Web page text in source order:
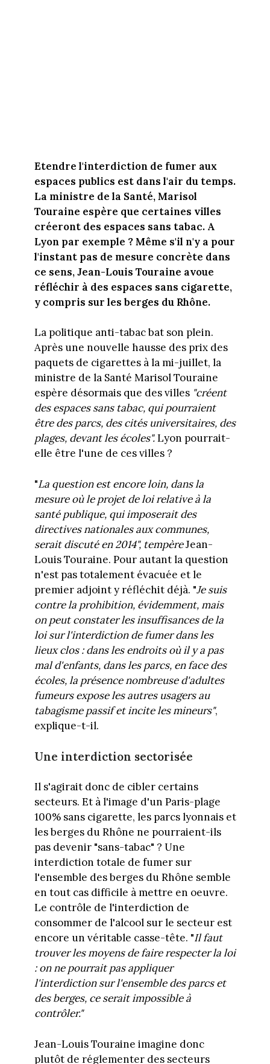
Etendre l'interdiction de fumer aux
espaces publics est dans l'air du temps.
La ministre de la Santé, Marisol
Touraine espère que certaines villes
créeront des espaces sans tabac. A
Lyon par exemple ? Même s'il n'y a pour
l'instant pas de mesure concrète dans
ce sens, Jean-Louis Touraine avoue
réfléchir à des espaces sans cigarette,
y compris sur les berges du Rhône.
La politique anti-tabac bat son plein.
Après une nouvelle hausse des prix des
paquets de cigarettes à la mi-juillet, la
ministre de la Santé Marisol Touraine
espère désormais que des villes "créent
des espaces sans tabac, qui pourraient
être des parcs, des cités universitaires, des
plages, devant les écoles".Lyon pourrait-
elle être l'une de ces villes ?
"La question est encore loin, dans la
mesure où le projet de loi relative à la
santé publique, qui imposerait des
directives nationales aux communes,
serait discuté en 2014", tempèreJean-
Louis Touraine. Pour autant la question
n'est pas totalement évacuée et le
premier adjoint y réfléchit déjà. "Je suis
contre la prohibition, évidemment, mais
on peut constater les insuffisances de la
loi sur l'interdiction de fumer dans les
lieux clos : dans les endroits où il y a pas
mal d'enfants, dans les parcs, en face des
écoles, la présence nombreuse d'adultes
fumeurs expose les autres usagers au
tabagisme passif et incite les mineurs",
explique-t-il.
Une interdiction sectorisée
Il s'agirait donc de cibler certains
secteurs. Et à l'image d'un Paris-plage
100% sans cigarette, les parcs lyonnais et
les berges du Rhône ne pourraient-ils
pas devenir "sans-tabac" ? Une
interdiction totale de fumer sur
l'ensemble des berges du Rhône semble
en tout cas difficile à mettre en oeuvre.
Le contrôle de l'interdiction de
consommer de l'alcool sur le secteur est
encore un véritable casse-tête. "Il faut
trouver les moyens de faire respecter la loi
: on ne pourrait pas appliquer
l'interdiction sur l'ensemble des parcs et
des berges, ce serait impossible à
contrôler."
Jean-Louis Touraine imagine donc
plutôt de réglementer des secteurs